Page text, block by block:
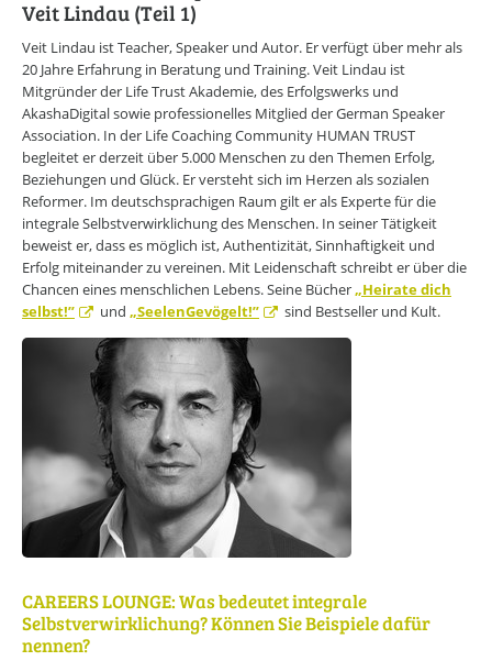
Personal Coaching
Wunscharbeitgeber-News
E-Bibliothek
E-Videothek
Veranstaltungen
CAREERS LOUNGENEWSLETTER
Mit dem E-Mail Newsletter informieren wir Sie regelmäßig über
spannende Neuigkeiten innerhalb der CAREERS LOUNGE.
NEWSLETTER ANMELDUNG
CAREERS LOUNGEWISSENSVORSPRUNG
Erfolg leben
Marke ICH entwickeln
Neues entdecken
Zeit nehmen
Flagge zeigen
CAREERS LOUNGENETZWERK
Online-Wissensforum
Über uns
Werbemöglichkeiten
Kontakt
Impressum
Veit Lindau (Teil 1)
Veit Lindau ist Teacher, Speaker und Autor. Er verfügt über mehr als
20 Jahre Erfahrung in Beratung und Training. Veit Lindau ist
Mitgründer der Life Trust Akademie, des Erfolgswerks und
AkashaDigital sowie professionelles Mitglied der German Speaker
Association. In der Life Coaching Community HUMAN TRUST
begleitet er derzeit über 5.000 Menschen zu den Themen Erfolg,
Beziehungen und Glück. Er versteht sich im Herzen als sozialen
Reformer. Im deutschsprachigen Raum gilt er als Experte für die
integrale Selbstverwirklichung des Menschen. In seiner Tätigkeit
beweist er, dass es möglich ist, Authentizität, Sinnhaftigkeit und
Erfolg miteinander zu vereinen. Mit Leidenschaft schreibt er über die
Chancen eines menschlichen Lebens. Seine Bücher„Heirate dich
selbst!”
und „SeelenGevögelt!” sind Bestseller und Kult.
CAREERS LOUNGE: Was bedeutet integrale
Selbstverwirklichung? Können Sie Beispiele dafür
nennen?